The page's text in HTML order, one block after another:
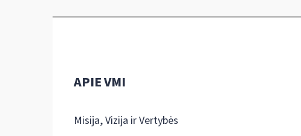
APIE VMI
Misija, Vizija ir Vertybės